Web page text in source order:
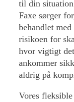
til din
Faxe sørger
behandlet
risikoen for
hvor vigtigt
ankommer
aldrig på
Vores